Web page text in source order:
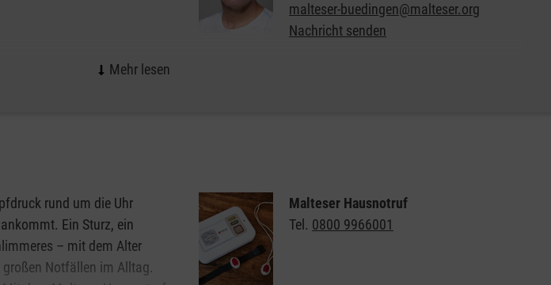
Lebensmittel, Tiernahrung,
teilnehmen.
malteser-buedingen@malteser.org
Nachricht senden
rund um die Uhr
Ein Sturz, ein
– mit dem Alter
großen Notfällen im Alltag.
Malteser Hausnotruf
Tel. 0800 9966001